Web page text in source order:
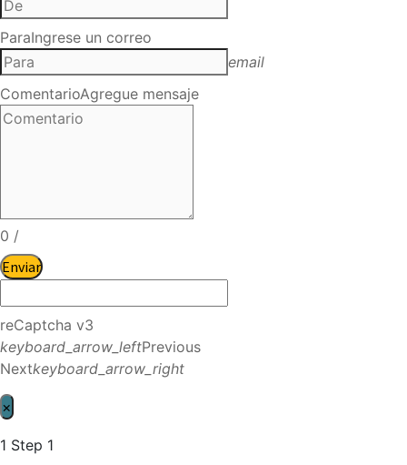
ParaIngrese un correo
email
ComentarioAgregue mensaje
0 /
Enviar
reCaptcha v3
keyboard_arrow_leftPrevious
Nextkeyboard_arrow_right
×
1 Step 1